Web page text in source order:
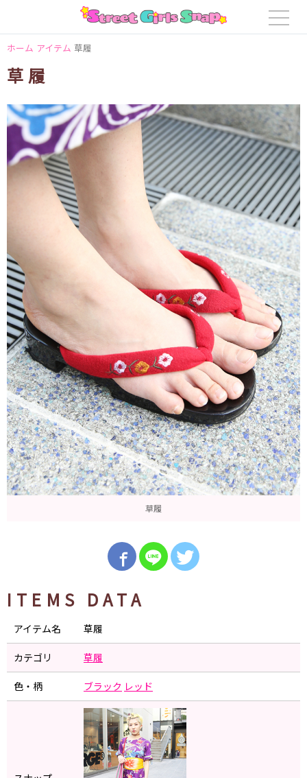
ホーム アイテム 草履
草履
草履
ITEMS DATA
アイテム名 草履
カテゴリ 草履
色・柄 ブラック レッド